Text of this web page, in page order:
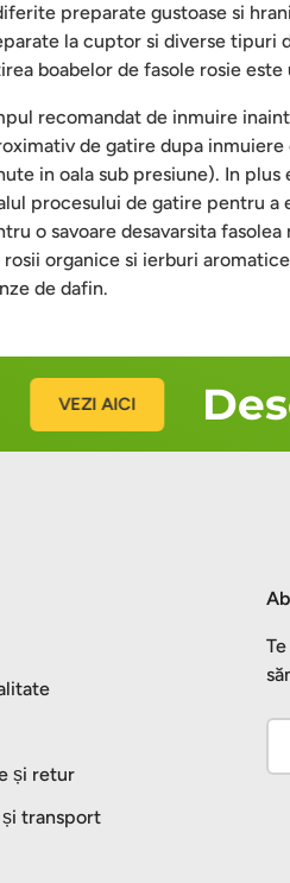
preparate gustoase si
la cuptor si diverse tipuri
boabelor de fasole rosie este
recomandat de inmuire
de gatire dupa
in oala sub presiune). In plus
procesului de gatire pentru a
o savoare desavarsita
rosii organice si ierburi
de dafin.
VEZI AICI
și retur
transport